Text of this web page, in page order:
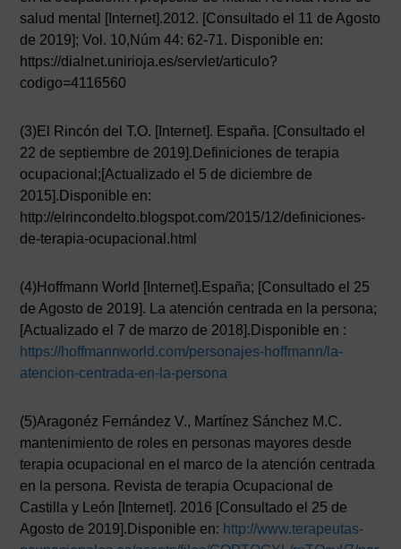
salud mental [Internet].2012. [Consultado el 11 de Agosto
de 2019]; Vol. 10,Núm 44: 62-71. Disponible en:
https://dialnet.unirioja.es/servlet/articulo?
codigo=4116560
(3)El Rincón del T.O. [Internet]. España. [Consultado el
22 de septiembre de 2019].Definiciones de terapia
ocupacional;[Actualizado el 5 de diciembre de
2015].Disponible en:
http://elrincondelto.blogspot.com/2015/12/definiciones-
de-terapia-ocupacional.html
(4)Hoffmann World [Internet].España; [Consultado el 25
de Agosto de 2019]. La atención centrada en la persona;
[Actualizado el 7 de marzo de 2018].Disponible en :
https://hoffmannworld.com/personajes-hoffmann/la-
atencion-centrada-en-la-persona
(5)Aragonéz Fernández V., Martínez Sánchez M.C.
mantenimiento de roles en personas mayores desde
terapia ocupacional en el marco de la atención centrada
en la persona. Revista de terapia Ocupacional de
Castilla y León [Internet]. 2016 [Consultado el 25 de
Agosto de 2019].Disponible en: http://www.terapeutas-